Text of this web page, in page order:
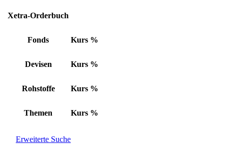
Xetra-Orderbuch
Fonds Kurs %
Devisen Kurs %
Rohstoffe Kurs %
Themen Kurs %
Erweiterte Suche